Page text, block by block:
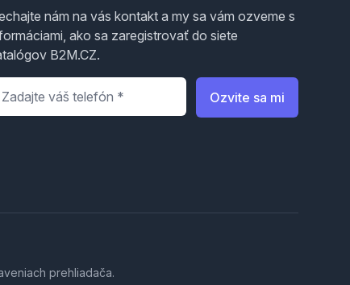
nám na vás kontakt a my sa vám ozveme s
ako sa zaregistrovať do siete
B2M.CZ.
Ozvite sa mi
prehliadača.